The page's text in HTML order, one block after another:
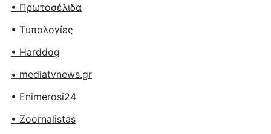
• Πρωτοσέλιδα
• Tυπολογίες
• Harddog
• mediatvnews.gr
• Enimerosi24
• Zoornalistas